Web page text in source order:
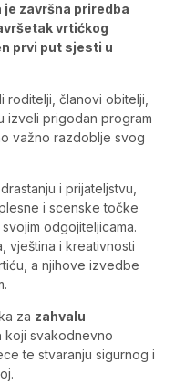
je završna priredba
vrtićkog
prvi put sjesti u
roditelji, članovi obitelji,
izveli prigodan program
važno razdoblje svog
i prijateljstvu,
i scenske točke
odgojiteljicama.
vještina i kreativnosti
a njihove izvedbe
za zahvalu
koji svakodnevno
te stvaranju sigurnog i